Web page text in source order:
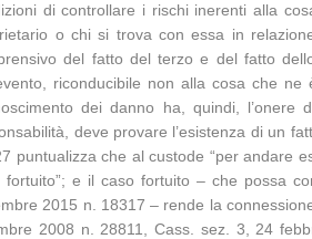
di controllare i rischi inerenti alla
o chi si trova con essa in
del fatto del terzo e del fatto
riconducibile non alla cosa che
dei danno ha, quindi,
deve provare l’esistenza di un
puntualizza che al custode “per andare
fortuito”; e il caso fortuito – che possa
2015 n. 18317 – rende la
2008 n. 28811, Cass. sez. 3, 24